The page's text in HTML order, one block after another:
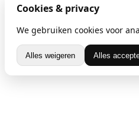
Cookies & privacy
We gebruiken cookies voor
Alles weigeren Alles